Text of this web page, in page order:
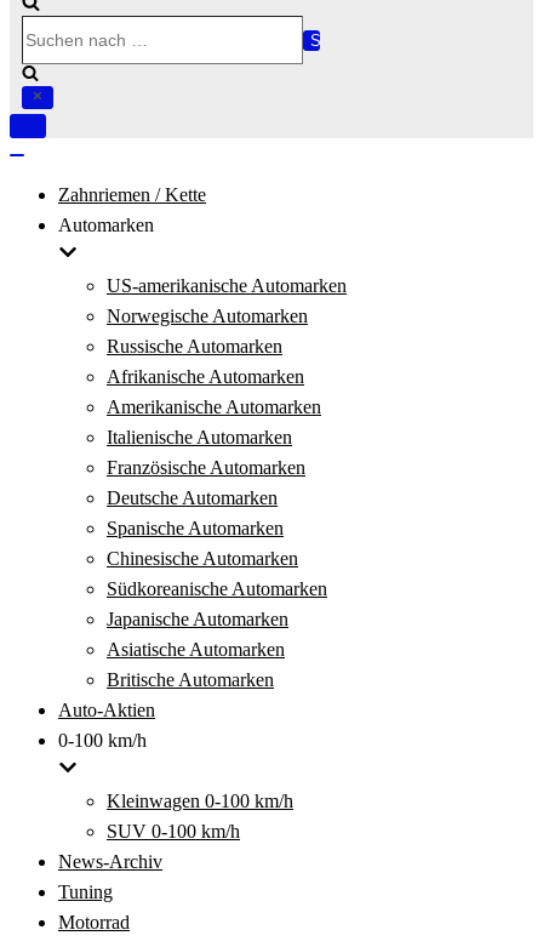
nach …
Navigation
Zahnriemen / Kette
Automarken
US-amerikanische Automarken
Norwegische Automarken
Russische Automarken
Afrikanische Automarken
Amerikanische Automarken
Italienische Automarken
Französische Automarken
Deutsche Automarken
Spanische Automarken
Chinesische Automarken
Südkoreanische Automarken
Japanische Automarken
Asiatische Automarken
Britische Automarken
Auto-Aktien
0-100 km/h
Kleinwagen 0-100 km/h
SUV 0-100 km/h
News-Archiv
Tuning
Motorrad